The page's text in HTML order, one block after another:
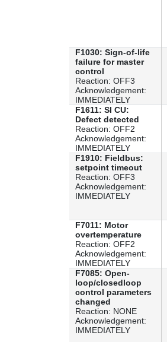
F1030: Sign-of-life
failure for master
control
Reaction: OFF3
Acknowledgement:
IMMEDIATELY
F1611: SI CU:
Defect detected
Reaction: OFF2
Acknowledgement:
IMMEDIATELY
F1910: Fieldbus:
setpoint timeout
Reaction: OFF3
Acknowledgement:
IMMEDIATELY
F7011: Motor
overtemperature
Reaction: OFF2
Acknowledgement:
IMMEDIATELY
F7085: Open-
loop/closedloop
control parameters
changed
Reaction: NONE
Acknowledgement:
IMMEDIATELY